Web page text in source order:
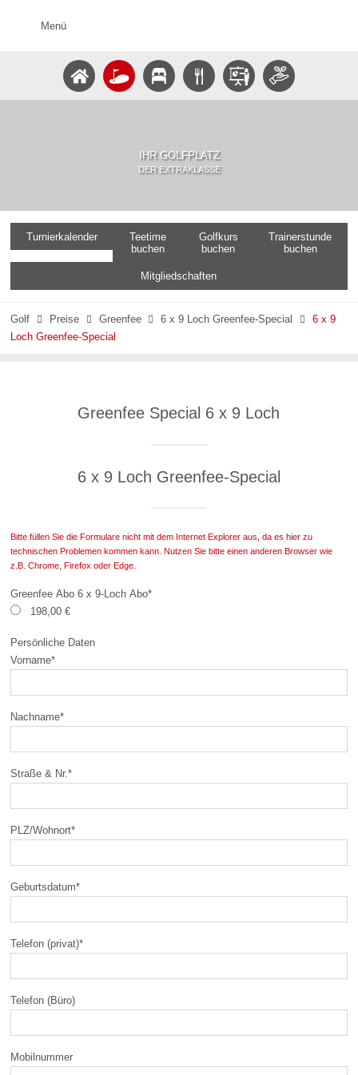
Menü
IHR GOLFPLATZ
DER EXTRAKLASSE
Turnierkalender
Teetime
buchen
Golfkurs
buchen
Trainerstunde
buchen
Mitgliedschaften
Golf  Preise  Greenfee  6 x 9 Loch Greenfee-Special 
6 x 9
Loch Greenfee-Special
Greenfee Special 6 x 9 Loch
6 x 9 Loch Greenfee-Special
Bitte füllen Sie die Formulare nicht mit dem Internet Explorer aus, da es hier zu
technischen Problemen kommen kann. Nutzen Sie bitte einen anderen Browser wie
z.B. Chrome, Firefox oder Edge.
Greenfee Abo 6 x 9-Loch Abo*
198,00 €
Persönliche Daten
Vorname*
Nachname*
Straße & Nr.*
PLZ/Wohnort*
Geburtsdatum*
Telefon (privat)*
Telefon (Büro)
Mobilnummer